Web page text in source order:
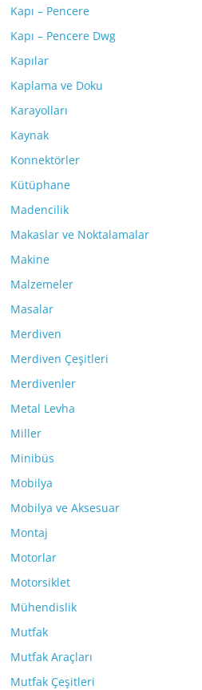
Kapı – Pencere
Kapı – Pencere Dwg
Kapılar
Kaplama ve Doku
Karayolları
Kaynak
Konnektörler
Kütüphane
Madencilik
Makaslar ve Noktalamalar
Makine
Malzemeler
Masalar
Merdiven
Merdiven Çeşitleri
Merdivenler
Metal Levha
Miller
Minibüs
Mobilya
Mobilya ve Aksesuar
Montaj
Motorlar
Motorsiklet
Mühendislik
Mutfak
Mutfak Araçları
Mutfak Çeşitleri